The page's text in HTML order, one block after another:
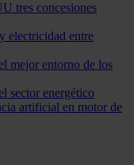
tres concesiones
electricidad entre
mejor entorno de los
sector energético
artificial en motor de